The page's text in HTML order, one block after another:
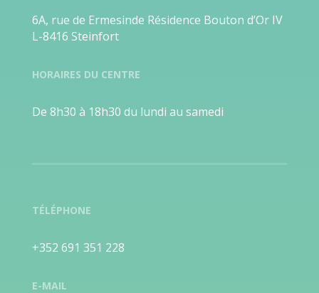
6A, rue de Ermesinde Résidence Bouton d’Or IV
L-8416 Steinfort
HORAIRES DU CENTRE
De 8h30 à 18h30 du lundi au samedi
TÉLÉPHONE
+352 691 351 228
E-MAIL